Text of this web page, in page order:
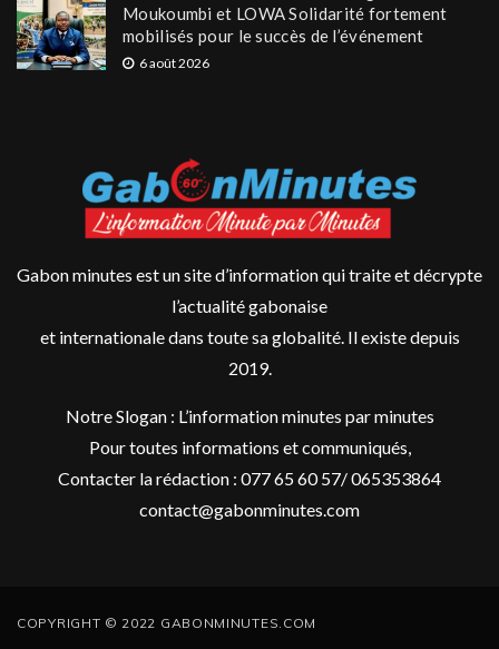
Moukoumbi et LOWA Solidarité fortement
mobilisés pour le succès de l’événement
6 août 2026
Gabon minutes est un site d’information qui traite et décrypte
l’actualité gabonaise
et internationale dans toute sa globalité. Il existe depuis
2019.
Notre Slogan : L’information minutes par minutes
Pour toutes informations et communiqués,
Contacter la rédaction : 077 65 60 57/ 065353864
contact@gabonminutes.com
COPYRIGHT © 2022 GABONMINUTES.COM